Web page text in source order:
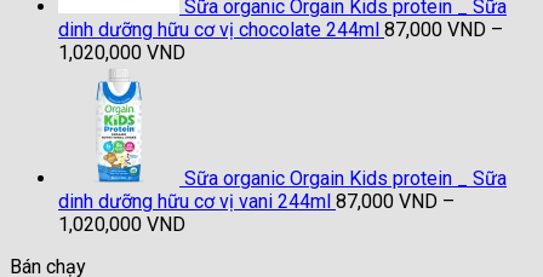
Sữa organic Orgain Kids protein _ Sữa
dinh dưỡng hữu cơ vị chocolate 244ml 87,000 VND –
1,020,000 VNDKhoảng
1,020,000 VND
Sữa organic Orgain Kids protein _ Sữa
dinh dưỡng hữu cơ vị vani 244ml 87,000 VND –
1,020,000 VNDKhoảng
Bán chạy